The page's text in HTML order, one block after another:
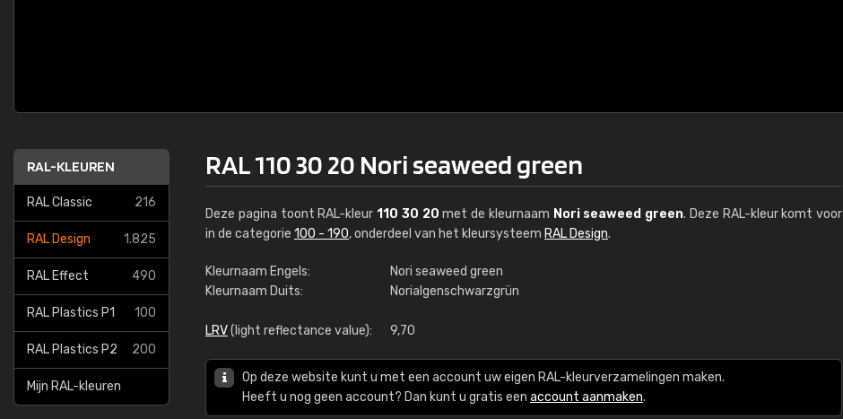
RAL-KLEUREN
RAL Classic 216
RAL Design 1.825
RAL Effect 490
RAL Plastics P1 100
RAL Plastics P2 200
Mijn RAL-kleuren
RAL 110 30 20 Nori seaweed green
Deze pagina toont RAL-kleur 110 30 20 met de kleurnaam Nori seaweed green. Deze RAL-kleur komt voor
in de categorie 100 - 190, onderdeel van het kleursysteem RAL Design.
Kleurnaam Engels:
Nori seaweed green
Kleurnaam Duits:
Norialgenschwarzgrün
LRV(light reflectance value): 9,70
Op deze website kunt u met een account uw eigen RAL-kleurverzamelingen maken.
Heeft u nog geen account? Dan kunt u gratis een account aanmaken.
RAL K7 op waterbasis